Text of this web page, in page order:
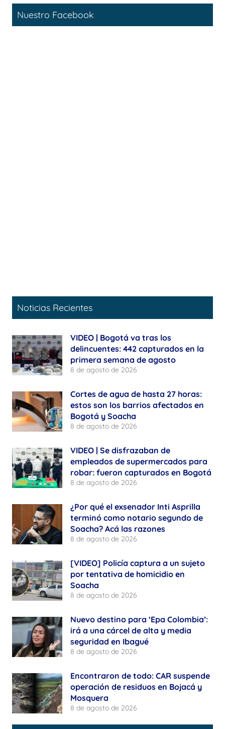
Nuestro Facebook
Noticias Recientes
VIDEO | Bogotá va tras los
delincuentes: 442 capturados en la
primera semana de agosto
8 de agosto de 2026
Cortes de agua de hasta 27 horas:
estos son los barrios afectados en
Bogotá y Soacha
8 de agosto de 2026
VIDEO | Se disfrazaban de
empleados de supermercados para
robar: fueron capturados en Bogotá
8 de agosto de 2026
¿Por qué el exsenador Inti Asprilla
terminó como notario segundo de
Soacha? Acá las razones
8 de agosto de 2026
[VIDEO] Policía captura a un sujeto
por tentativa de homicidio en
Soacha
8 de agosto de 2026
Nuevo destino para ‘Epa Colombia’:
irá a una cárcel de alta y media
seguridad en Ibagué
8 de agosto de 2026
Encontraron de todo: CAR suspende
operación de residuos en Bojacá y
Mosquera
8 de agosto de 2026